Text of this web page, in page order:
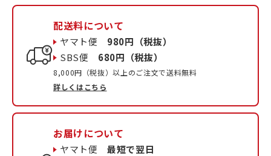
配送料について
ヤマト便 980円（税抜）
SBS便 680円（税抜）
8,000円（税抜）以上のご注文で送料無料
詳しくはこちら
お届けについて
ヤマト便最短で翌日